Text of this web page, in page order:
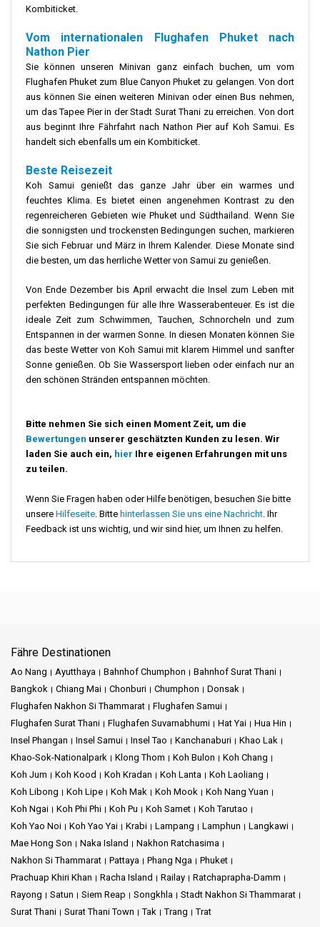
Kombiticket.
Vom internationalen Flughafen Phuket nach
Nathon Pier
Sie können unseren Minivan ganz einfach buchen, um vom
Flughafen Phuket zum Blue Canyon Phuket zu gelangen. Von dort
aus können Sie einen weiteren Minivan oder einen Bus nehmen,
um das Tapee Pier in der Stadt Surat Thani zu erreichen. Von dort
aus beginnt Ihre Fährfahrt nach Nathon Pier auf Koh Samui. Es
handelt sich ebenfalls um ein Kombiticket.
Beste Reisezeit
Koh Samui genießt das ganze Jahr über ein warmes und
feuchtes Klima. Es bietet einen angenehmen Kontrast zu den
regenreicheren Gebieten wie Phuket und Südthailand. Wenn Sie
die sonnigsten und trockensten Bedingungen suchen, markieren
Sie sich Februar und März in Ihrem Kalender. Diese Monate sind
die besten, um das herrliche Wetter von Samui zu genießen.
Von Ende Dezember bis April erwacht die Insel zum Leben mit
perfekten Bedingungen für alle Ihre Wasserabenteuer. Es ist die
ideale Zeit zum Schwimmen, Tauchen, Schnorcheln und zum
Entspannen in der warmen Sonne. In diesen Monaten können Sie
das beste Wetter von Koh Samui mit klarem Himmel und sanfter
Sonne genießen. Ob Sie Wassersport lieben oder einfach nur an
den schönen Stränden entspannen möchten.
Bitte nehmen Sie sich einen Moment Zeit, um die
Bewertungen unserer geschätzten Kunden zu lesen. Wir
laden Sie auch ein, hier Ihre eigenen Erfahrungen mit uns
zu teilen.
Wenn Sie Fragen haben oder Hilfe benötigen, besuchen Sie bitte
unsere Hilfeseite . Bitte hinterlassen Sie uns eine Nachricht . Ihr
Feedback ist uns wichtig, und wir sind hier, um Ihnen zu helfen.
Fähre Destinationen
Ao Nang Ayutthaya Bahnhof Chumphon
Bahnhof Surat Thani
Bangkok
Chiang Mai Chonburi Chumphon
Donsak
Flughafen Nakhon Si Thammarat
Flughafen Samui
Flughafen Surat Thani
Flughafen Suvarnabhumi Hat Yai
Hua Hin
Insel Phangan
Insel Samui Insel Tao Kanchanaburi
Khao Lak
Khao-Sok-Nationalpark
Klong Thom Koh Bulon
Koh Chang
Koh Jum
Koh Kood Koh Kradan Koh Lanta
Koh Laoliang
Koh Libong
Koh Lipe Koh Mak Koh Mook
Koh Nang Yuan
Koh Ngai
Koh Phi Phi Koh Pu Koh Samet
Koh Tarutao
Koh Yao Noi
Koh Yao Yai Krabi Lampang Lamphun
Langkawi
Mae Hong Son
Naka Island
Nakhon Ratchasima
Nakhon Si Thammarat
Pattaya Phang Nga
Phuket
Prachuap Khiri Khan
Racha Island Railay
Ratchaprapha-Damm
Rayong
Satun Siem Reap Songkhla
Stadt Nakhon Si Thammarat
Surat Thani
Surat Thani Town Tak Trang Trat